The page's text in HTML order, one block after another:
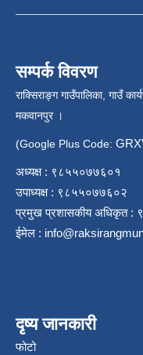
सम्पर्क विवरण
राक्सिराङ्ग गाउँपालिका, गाउँ
मकवानपुर ।
(Google Plus Code:
अध्यक्ष : ९८५५०७७६०१
उपाध्यक्ष : ९८५५०७७६०२
प्रमुख प्रशासकीय अधिकृत :
ईमेल :
दृष्य जानकारी
फोटो